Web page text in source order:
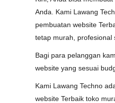
Anda. Kami Lawang
pembuatan website
tetap murah, profesional
Bagi para pelanggan
website yang sesuai
Kami Lawang Techno
website Terbaik toko